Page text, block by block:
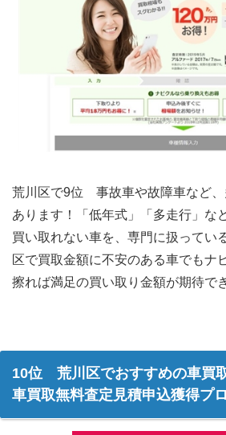
荒川区で9位 事故車や故障車など、
あります！「低年式」「多走行」な
買い取れない車を、専門に扱ってい
区で買取金額に不安のある車でもナ
擦れば満足の買い取り金額が期待で
10位 荒川区でおすすめの車買
車買取無料査定見積申込獲得プ